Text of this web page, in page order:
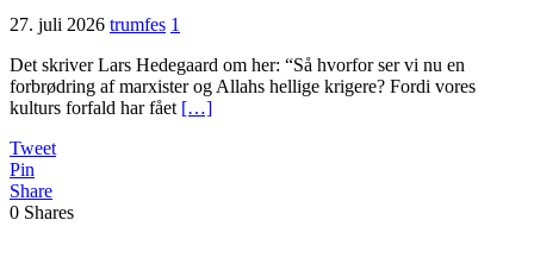
27. juli 2026 trumfes 1
Det skriver Lars Hedegaard om her: “Så hvorfor ser vi nu en
forbrødring af marxister og Allahs hellige krigere? Fordi vores
kulturs forfald har fået […]
Tweet
Pin
Share
0 Shares